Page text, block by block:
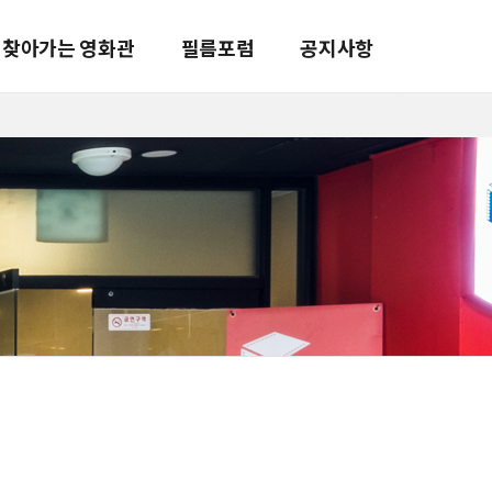
찾아가는 영화관 필름포럼 공지사항